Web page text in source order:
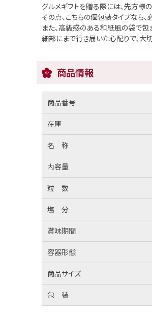
グルメギフトを贈る際には、先方様
その点、こちらの個包装タイプなら
また、高級感のある和紙風の袋で包
細部にまで行き届いた心配りで、大
商品情報
商品番号
在庫
名 称
内容量
粒 数
塩 分
賞味期間
容器形態
商品サイズ
包 装